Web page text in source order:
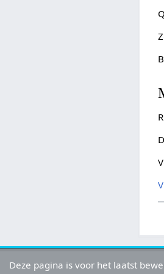
Deze pagina is voor het laatst